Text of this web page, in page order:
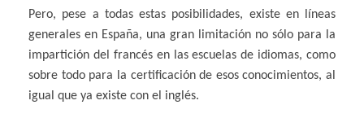
Pero, pese a todas estas posibilidades, existe en líneas
generales en España, una gran limitación no sólo para la
impartición del francés en las escuelas de idiomas, como
sobre todo para la certificación de esos conocimientos, al
igual que ya existe con el inglés.